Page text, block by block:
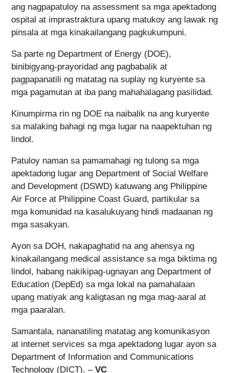
ang nagpapatuloy na assessment sa mga apektadong
ospital at imprastraktura upang matukoy ang lawak ng
pinsala at mga kinakailangang pagkukumpuni.
Sa parte ng Department of Energy (DOE),
binibigyang-prayoridad ang pagbabalik at
pagpapanatili ng matatag na suplay ng kuryente sa
mga pagamutan at iba pang mahahalagang pasilidad.
Kinumpirma rin ng DOE na naibalik na ang kuryente
sa malaking bahagi ng mga lugar na naapektuhan ng
lindol.
Patuloy naman sa pamamahagi ng tulong sa mga
apektadong lugar ang Department of Social Welfare
and Development (DSWD) katuwang ang Philippine
Air Force at Philippine Coast Guard, partikular sa
mga komunidad na kasalukuyang hindi madaanan ng
mga sasakyan.
Ayon sa DOH, nakapaghatid na ang ahensya ng
kinakailangang medical assistance sa mga biktima ng
lindol, habang nakikipag-ugnayan ang Department of
Education (DepEd) sa mga lokal na pamahalaan
upang matiyak ang kaligtasan ng mga mag-aaral at
mga paaralan.
Samantala, nananatiling matatag ang komunikasyon
at internet services sa mga apektadong lugar ayon sa
Department of Information and Communications
Technology (DICT). – VC